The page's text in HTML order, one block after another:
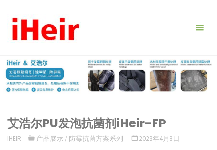
容。
艾浩尔PU发泡抗菌剂iHeir-FP
IHEIR 产品展示 / 防霉抗菌方案系列 2023年4月8日